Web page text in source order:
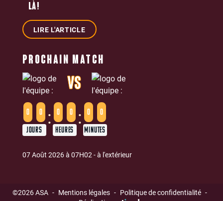
LÀ !
LIRE L'ARTICLE
PROCHAIN MATCH
0 0
JOURS
: 0 0
HEURES
: 0 0
MINUTES
VS
07 Août 2026 à 07H02 - à l'extérieur
©2026 ASA - Mentions légales - Politique de confidentialité -